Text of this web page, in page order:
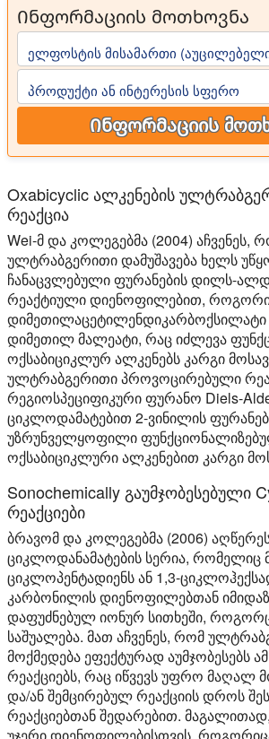
Ინფორმაციის მოთხოვნა
ელფოსტის მისამართი
პროდუქტი ან ინტერესის სფერო
Ინფორმაციის
Oxabicyclic ალკენების
რეაქცია
Wei-მ და კოლეგებმა (2004) აჩვენეს,
ულტრაბგერითი დამუშავება ხელს
ჩანაცვლებული ფურანების დილს-
რეაქტიული დიენოფილებით,
დიმეთილაცეტილენდიკარბოქსილატი
დიმეთილ მალეატი, რაც იძლევა
ოქსაბიციკლურ ალკენებს კარგი
ულტრაბგერითი პროვოცირებული
რეგიოსპეციფიკური ფურანო Diels-
ციკლოდამატებით 2-ვინილის
უზრუნველყოფილი
ოქსაბიციკლური ალკენებით კარგი
Sonochemically გაუმჯობესებული
რეაქციები
ბრავომ და კოლეგებმა (2006)
ციკლოდანამატების სერია, რომელიც
ციკლოპენტადიენს ან 1,3-
კარბონილის დიენოფილებთან
დაფუძნებულ იონურ სითხეში,
საშუალება. მათ აჩვენეს, რომ
მოქმედება ეფექტურად აუმჯობესებს
რეაქციებს, რაც იწვევს უფრო მაღალ
და/ან შემცირებულ რეაქციის დროს
რეაქციებთან შედარებით.